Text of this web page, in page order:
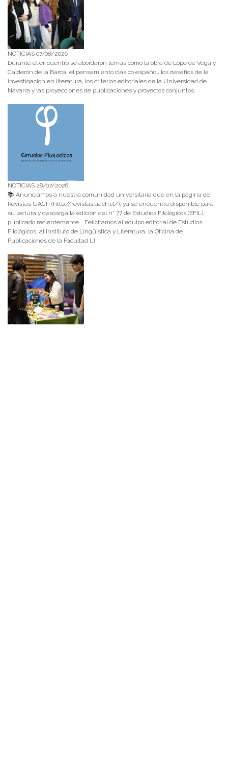
NOTICIAS 07/08/2026
Durante el encuentro se abordaron temas como la obra de Lope de Vega y
Calderón de la Barca, el pensamiento clásico español, los desafíos de la
investigación en literatura, los criterios editoriales de la Universidad de
Navarra y las proyecciones de publicaciones y proyectos conjuntos.
NOTICIAS 28/07/2026
📚 Anunciamos a nuestra comunidad universitaria que en la página de
Revistas UACh (http://revistas.uach.cl/), ya se encuentra disponible para
su lectura y descarga la edición del n° 77 de Estudios Filológicos (EFIL),
publicado recientemente. Felicitamos al equipo editorial de Estudios
Filológicos, al Instituto de Lingüística y Literatura, la Oficina de
Publicaciones de la Facultad […]